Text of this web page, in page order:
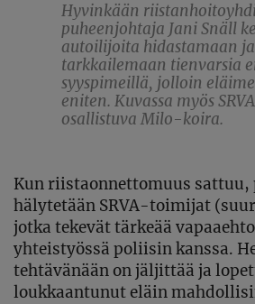
Hyvinkään
puheenjohtaja Jani Snäll
autoilijoita hidastamaan ja
tarkkailemaan tienvarsia
syyspimeillä, jolloin
eniten. Kuvassa myös
osallistuva Milo-koira.
Kun riistaonnettomuus sattuu,
hälytetään SRVA-toimijat
jotka tekevät tärkeää
yhteistyössä poliisin kanssa.
tehtävänään on jäljittää ja
loukkaantunut eläin